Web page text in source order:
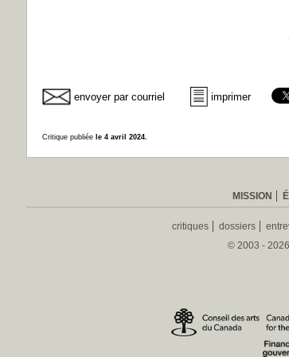
envoyer par courriel imprimer
Critique publiée le 4 avril 2024.
MISSION
critiques dossiers
© 2003 -